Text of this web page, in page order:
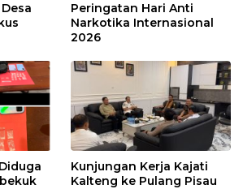
Peringatan Hari Anti
Narkotika Internasional
2026
Kunjungan Kerja Kajati
Kalteng ke Pulang Pisau